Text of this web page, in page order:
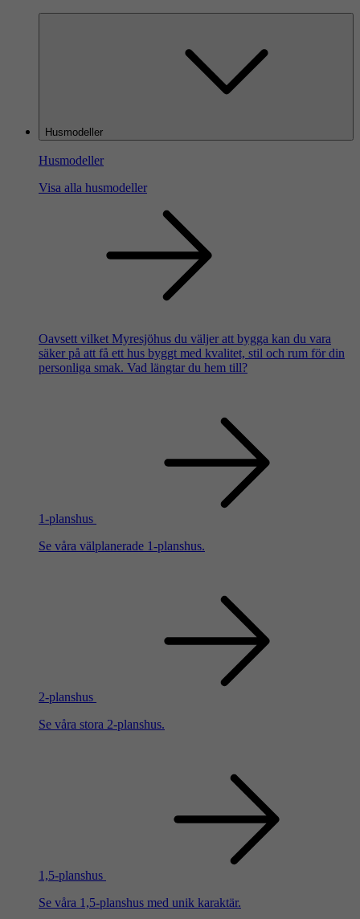
Husmodeller
Husmodeller
Visa alla husmodeller
Oavsett vilket Myresjöhus du väljer att bygga kan du vara
säker på att få ett hus byggt med kvalitet, stil och rum för din
personliga smak. Vad längtar du hem till?
1-planshus
Se våra välplanerade 1-planshus.
2-planshus
Se våra stora 2-planshus.
1,5-planshus
Se våra 1,5-planshus med unik karaktär.